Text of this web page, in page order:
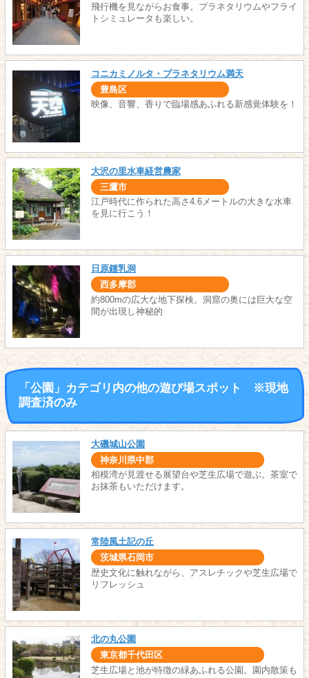
飛行機を見ながらお食事。プラネタリウムやフライ
トシミュレータも楽しい。
コニカミノルタ・プラネタリウム満天
豊島区
映像、音響、香りで臨場感あふれる新感覚体験を！
大沢の里水車経営農家
三鷹市
江戸時代に作られた高さ4.6メートルの大きな水車
を見に行こう！
日原鍾乳洞
西多摩郡
約800mの広大な地下探検。洞窟の奥には巨大な空
間が出現し神秘的
「公園」カテゴリ内の他の遊び場スポット ※現地
調査済のみ
大磯城山公園
神奈川県中郡
相模湾が見渡せる展望台や芝生広場で遊ぶ。茶室で
お抹茶もいただけます。
常陸風土記の丘
茨城県石岡市
歴史文化に触れながら、アスレチックや芝生広場で
リフレッシュ
北の丸公園
東京都千代田区
芝生広場と池が特徴の緑あふれる公園。園内散策も